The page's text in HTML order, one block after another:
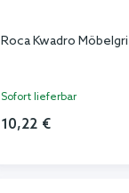
Roca Kwadro
Sofort lieferbar
10,22 €